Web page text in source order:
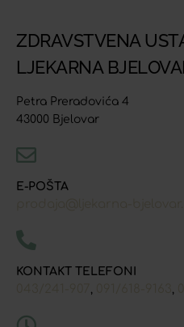
ZDRAVSTVENA
LJEKARNA
Petra Preradovića 4
43000 Bjelovar
E-POŠTA
KONTAKT TELEFONI
, ,